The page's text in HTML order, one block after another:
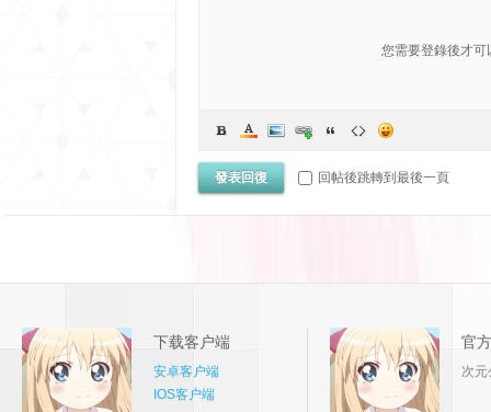
您需要登錄後才
發表回復 回帖後跳轉到最後一頁
下载客户端
安卓客户端
IOS客户端
官
次元